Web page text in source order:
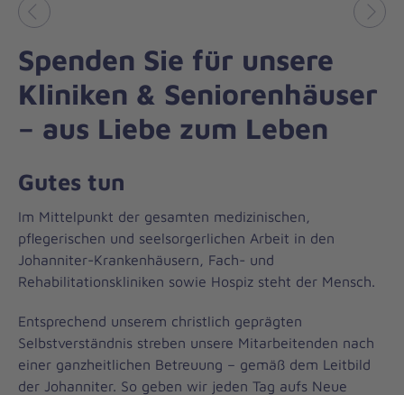
Vorheriges
Spenden Sie für unsere
Kliniken & Seniorenhäuser
– aus Liebe zum Leben
Gutes tun
Im Mittelpunkt der gesamten medizinischen,
pflegerischen und seelsorgerlichen Arbeit in den
Johanniter-Krankenhäusern, Fach- und
Rehabilitationskliniken sowie Hospiz steht der Mensch.
Entsprechend unserem christlich geprägten
Selbstverständnis streben unsere Mitarbeitenden nach
einer ganzheitlichen Betreuung – gemäß dem Leitbild
der Johanniter. So geben wir jeden Tag aufs Neue